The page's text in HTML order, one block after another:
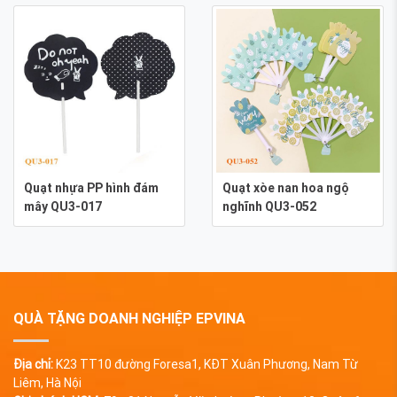
Quạt nhựa PP hình đám
mây QU3-017
Quạt xòe nan hoa ngộ
nghĩnh QU3-052
QUÀ TẶNG DOANH NGHIỆP EPVINA
Địa chỉ:K23 TT10 đường Foresa1, KĐT Xuân Phương, Nam Từ
Liêm, Hà Nội